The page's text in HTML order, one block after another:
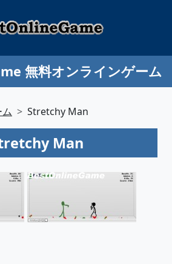
無料オンラインゲーム
Stretchy Man
Man